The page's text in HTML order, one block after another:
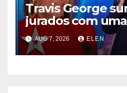
Travis George
jurados com uma
apresentação
AUG 7, 2026 ELEN